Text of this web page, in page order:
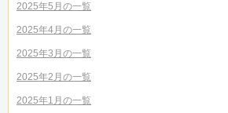
2025年5月の一覧
2025年4月の一覧
2025年3月の一覧
2025年2月の一覧
2025年1月の一覧